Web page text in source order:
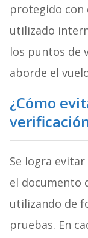
protegido con
utilizado
los puntos de
aborde el
¿Cómo
Se logra
el documento
utilizando de
pruebas. En